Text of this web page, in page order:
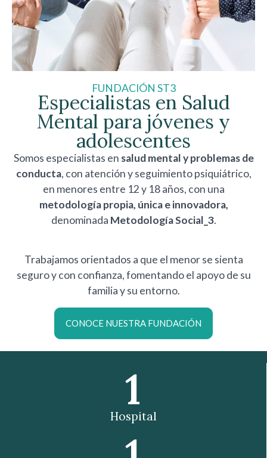
FUNDACIÓN ST3
Especialistas en Salud
Mental para jóvenes y
adolescentes
Somos especialistas en salud mentaly problemas de
conducta, con atención y seguimiento psiquiátrico,
en menores entre 12 y 18 años, con una
metodología propia, única e innovadora,
denominada Metodología Social_3.
Trabajamos orientados a que el menor se sienta
seguro y con confianza, fomentando el apoyo de su
familia y su entorno.
CONOCE NUESTRA FUNDACIÓN
Hospital
1